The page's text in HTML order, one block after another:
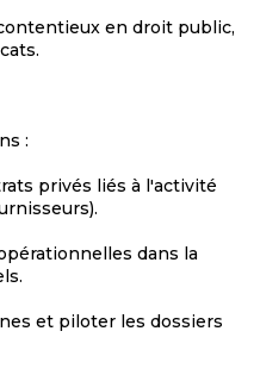
en droit public,
:
privés liés à l'activité
dans la
et piloter les dossiers